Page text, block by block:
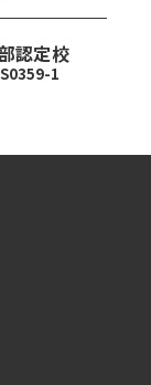
認定校
1